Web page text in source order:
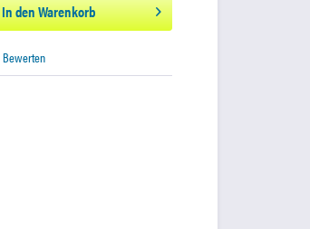
In denWarenkorb
Bewerten